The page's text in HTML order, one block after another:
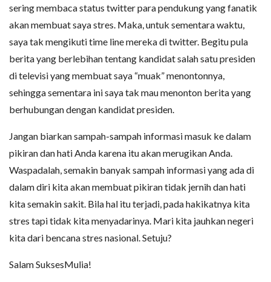
sering membaca status twitter para pendukung yang fanatik
akan membuat saya stres. Maka, untuk sementara waktu,
saya tak mengikuti time line mereka di twitter. Begitu pula
berita yang berlebihan tentang kandidat salah satu presiden
di televisi yang membuat saya “muak” menontonnya,
sehingga sementara ini saya tak mau menonton berita yang
berhubungan dengan kandidat presiden.
Jangan biarkan sampah-sampah informasi masuk ke dalam
pikiran dan hati Anda karena itu akan merugikan Anda.
Waspadalah, semakin banyak sampah informasi yang ada di
dalam diri kita akan membuat pikiran tidak jernih dan hati
kita semakin sakit. Bila hal itu terjadi, pada hakikatnya kita
stres tapi tidak kita menyadarinya. Mari kita jauhkan negeri
kita dari bencana stres nasional. Setuju?
Salam SuksesMulia!